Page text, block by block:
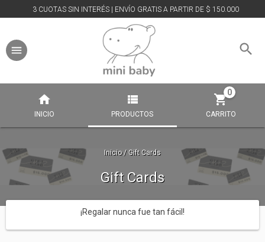
3 CUOTAS SIN INTERÉS | ENVÍO GRATIS A PARTIR DE $ 150.000
INICIO PRODUCTOS CARRITO
0
Inicio / Gift Cards
Gift Cards
¡Regalar nunca fue tan fácil!